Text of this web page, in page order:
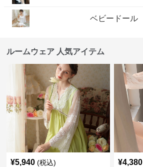
ベビードール
ルームウェア 人気アイテム
¥5,940 (税込) ¥4,380